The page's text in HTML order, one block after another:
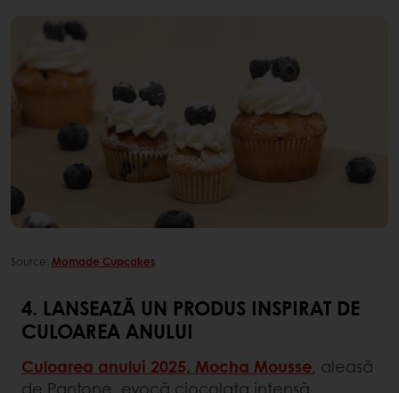
Source: Momade Cupcakes
4. LANSEAZĂ UN PRODUS INSPIRAT DE
CULOAREA ANULUI
Culoarea anului 2025, Mocha Mousse, aleasă